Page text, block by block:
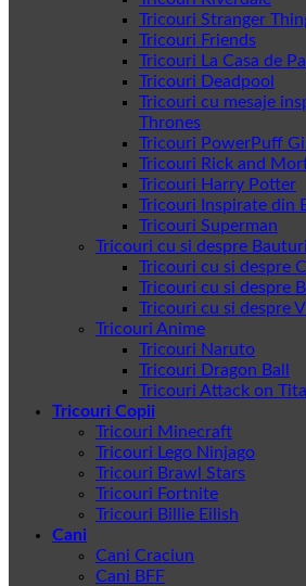
Tricouri Stranger
Tricouri Friends
Tricouri La Casa de
Tricouri Deadpool
Tricouri cu mesaje
Thrones
Tricouri PowerPuff
Tricouri Rick and
Tricouri Harry Potter
Tricouri Inspirate din
Tricouri Superman
Tricouri cu si despre Bauturi
Tricouri cu si despre
Tricouri cu si despre
Tricouri cu si despre
Tricouri Anime
Tricouri Naruto
Tricouri Dragon Ball
Tricouri Attack on
Tricouri Copii
Tricouri Minecraft
Tricouri Lego Ninjago
Tricouri Brawl Stars
Tricouri Fortnite
Tricouri Billie Eilish
Cani
Cani Craciun
Cani BFF